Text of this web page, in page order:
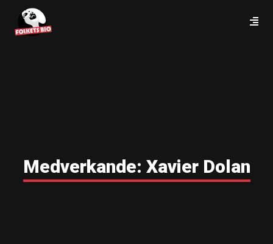
Medverkande: Xavier Dolan